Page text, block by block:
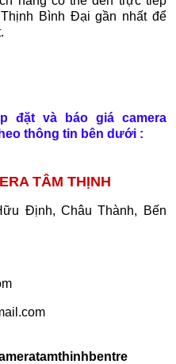
Bình Đại gần nhất để
đặt và báo giá camera
thông tin bên dưới :
TÂM THỊNH
Định, Châu Thành, Bến